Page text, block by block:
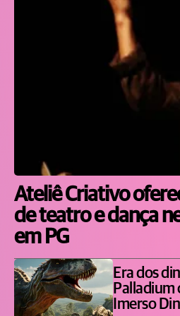
Ateliê Criativo
de teatro e dança
em PG
Era dos
Palladium
Imerso